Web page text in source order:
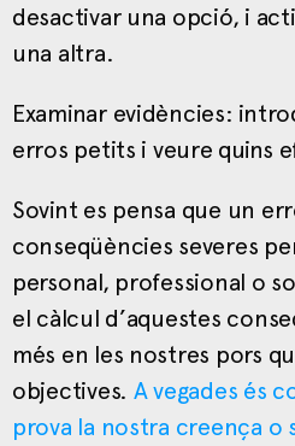
desactivar una opció, i
una altra.
Examinar evidències:
erros petits i veure quins
Sovint es pensa que un
conseqüències severes
personal, professional o
el càlcul d’aquestes
més en les nostres pors
objectives. A vegades és
prova la nostra creença